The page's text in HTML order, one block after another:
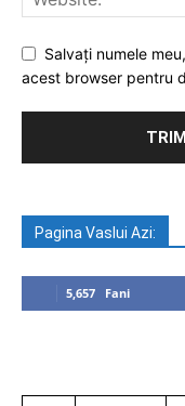
Salvați numele
acest browser pentru
Pagina Vaslui Azi:
5,657 Fani